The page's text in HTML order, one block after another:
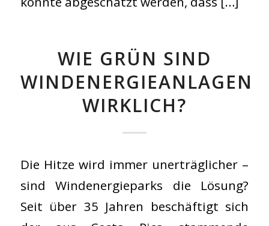
WIE GRÜN SIND
WINDENERGIEANLAGEN
WIRKLICH?
Die Hitze wird immer unerträglicher –
sind Windenergieparks die Lösung?
Seit über 35 Jahren beschäftigt sich